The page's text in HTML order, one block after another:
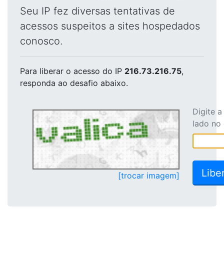
Seu IP fez diversas tentativas de
acessos suspeitos a sites hospedados
conosco.
Para liberar o acesso do IP 216.73.216.75,
responda ao desafio abaixo.
[trocar imagem]
Digite
lado no